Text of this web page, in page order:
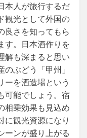
本人が旅行するだ
観光として外国の
良さを知ってもら
す。日本酒作りを
解も深まると思い
ぶどう「甲州」
ーを酒造場という
可能でしょう。宿
相乗効果も見込め
に観光資源になり
ーンが盛り上がる